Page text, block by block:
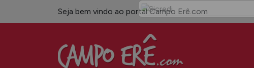
Seja bem vindo ao portal Campo Erê.com